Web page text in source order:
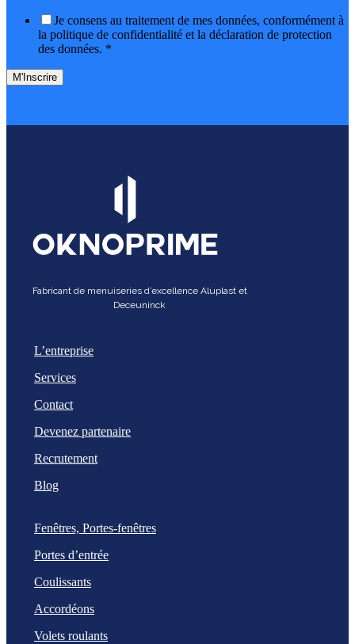
Je consens au traitement de mes données, conformément à
la politique de confidentialité et la déclaration de protection
des données. *
M'Inscrire
Fabricant de menuiseries d’excellence Aluplast et
Deceuninck
L’entreprise
Services
Contact
Devenez partenaire
Recrutement
Blog
Fenêtres, Portes-fenêtres
Portes d’entrée
Coulissants
Accordéons
Volets roulants